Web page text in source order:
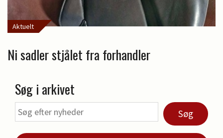
Aktuelt
Ni sadler stjålet fra forhandler
Søg i arkivet
Søg